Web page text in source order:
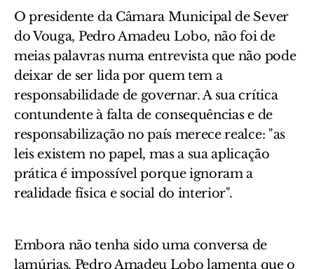
O presidente da Câmara Municipal de Sever
do Vouga, Pedro Amadeu Lobo, não foi de
meias palavras numa entrevista que não pode
deixar de ser lida por quem tem a
responsabilidade de governar. A suacrítica
contundente à falta de consequências e de
responsabilização no país merece realce: "as
leis existem no papel, mas a sua aplicação
prática é impossível porque ignoram a
realidade física e social do interior".
Embora não tenha sido uma conversa de
lamúrias, Pedro Amadeu Lobo lamenta que o